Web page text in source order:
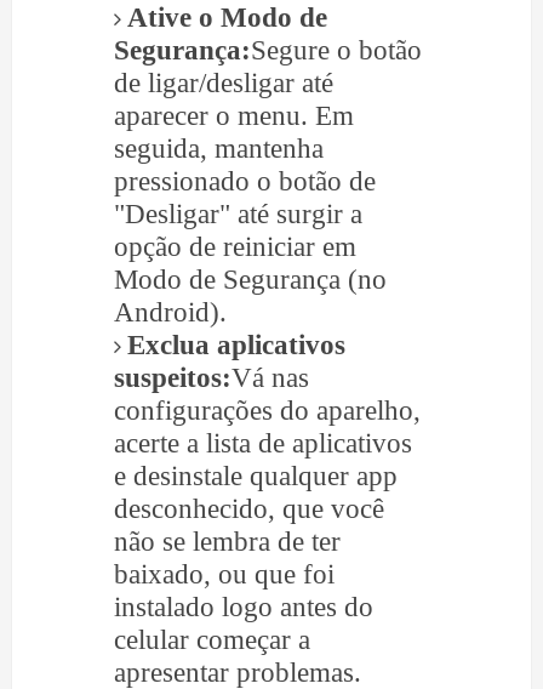
Ative o Modo de
Segurança:Segure o botão
de ligar/desligar até
aparecer o menu. Em
seguida, mantenha
pressionado o botão de
"Desligar" até surgir a
opção de reiniciar em
Modo de Segurança (no
Android).
Exclua aplicativos
suspeitos:Vá nas
configurações do aparelho,
acerte a lista de aplicativos
e desinstale qualquer app
desconhecido, que você
não se lembra de ter
baixado, ou que foi
instalado logo antes do
celular começar a
apresentar problemas.